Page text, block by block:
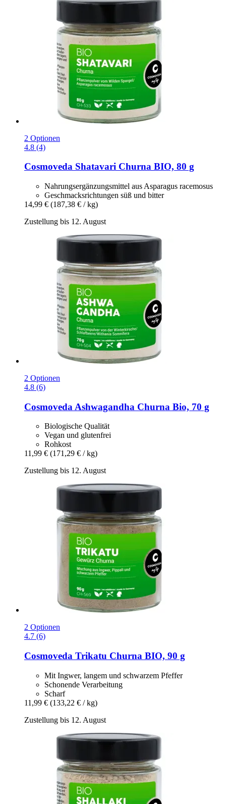
2 Optionen
4.8 (4)
Cosmoveda Shatavari Churna BIO, 80 g
Nahrungsergänzungsmittel aus Asparagus racemosus
Geschmacks­richtungen süß und bitter
14,99 € (187,38 € / kg)
Zustellung bis 12. August
2 Optionen
4.8 (6)
Cosmoveda Ashwagandha Churna Bio, 70 g
Biologische Qualität
Vegan und glutenfrei
Rohkost
11,99 € (171,29 € / kg)
Zustellung bis 12. August
2 Optionen
4.7 (6)
Cosmoveda Trikatu Churna BIO, 90 g
Mit Ingwer, langem und schwarzem Pfeffer
Schonende Verarbeitung
Scharf
11,99 € (133,22 € / kg)
Zustellung bis 12. August